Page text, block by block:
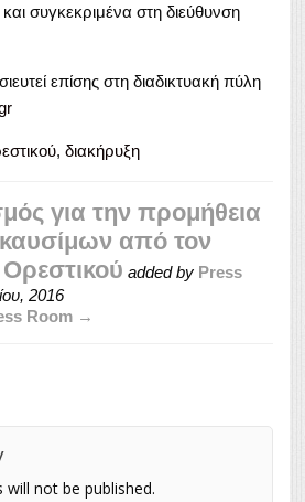
συγκεκριμένα στη διεύθυνση
επίσης στη διαδικτυακή πύλη
, διακήρυξη
για την προμήθεια
από τον
added by Press
2016
Room →
will not be published.